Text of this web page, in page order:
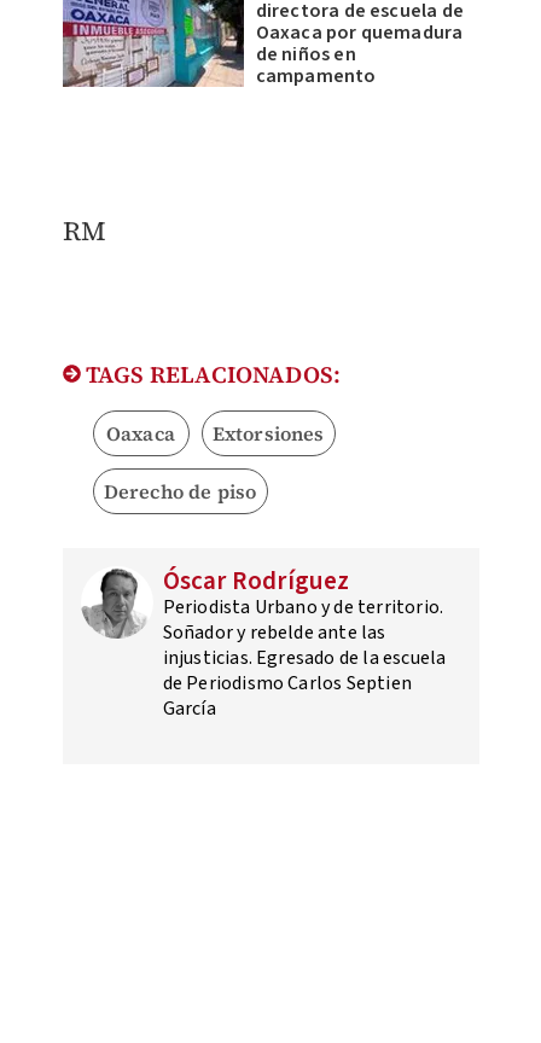
directora de escuela de
Oaxaca por quemadura
de niños en
campamento
RM
TAGS RELACIONADOS:
Oaxaca Extorsiones
Derecho de piso
Óscar Rodríguez
Periodista Urbano y de territorio.
Soñador y rebelde ante las
injusticias. Egresado de la escuela
de Periodismo Carlos Septien
García